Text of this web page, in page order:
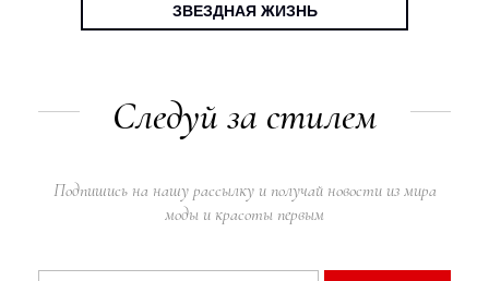
ЗВЕЗДНАЯ ЖИЗНЬ
Следуй за стилем
Подпишись на нашу рассылку и получай новости из мира
моды и красоты первым